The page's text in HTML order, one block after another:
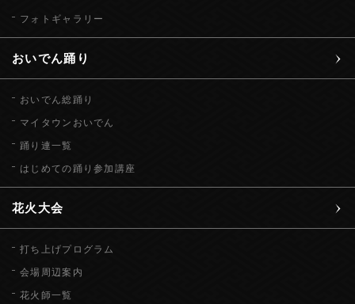
フォトギャラリー
おいでん踊り
おいでん総踊り
マイタウンおいでん
踊り連一覧
はじめての踊り参加講座
花火大会
打ち上げプログラム
会場周辺案内
花火師一覧